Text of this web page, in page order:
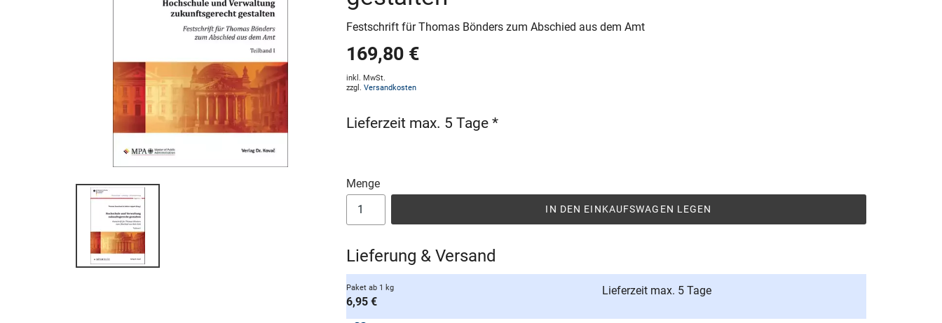
Festschrift für Thomas Bönders zum Abschied aus dem Amt
169,80 €
inkl. MwSt.
zzgl. Versandkosten
Lieferzeit max. 5 Tage *
Menge
IN DEN EINKAUFSWAGEN LEGEN
Lieferung & Versand
Paket ab 1 kg
6,95 €
Lieferzeit max. 5 Tage